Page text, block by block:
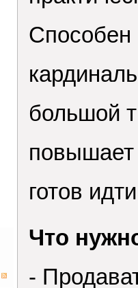
Способен
большой
повышает
готов
Что
-